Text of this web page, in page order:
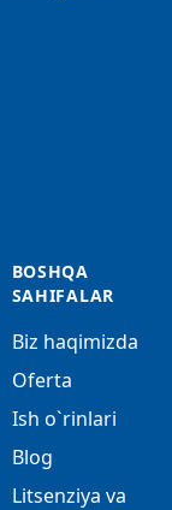
BOSHQA
SAHIFALAR
Biz haqimizda
Oferta
Ish o`rinlari
Blog
Litsenziya va